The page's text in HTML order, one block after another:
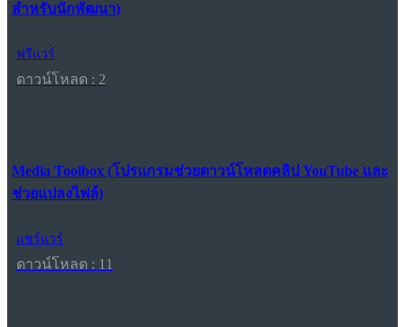
สำหรับนักพัฒนา)
ฟรีแวร์
ดาวน์โหลด : 2
Media Toolbox (โปรแกรมช่วยดาวน์โหลดคลิป YouTube และ
ช่วยแปลงไฟล์)
แชร์แวร์
ดาวน์โหลด : 11